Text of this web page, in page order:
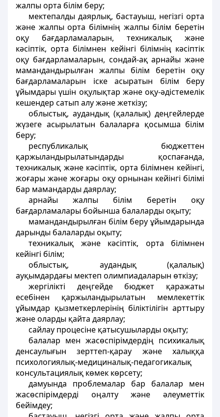
жалпы орта білім беру;
мектепалды даярлық, бастауыш, негізгі орта
және жалпы орта білімнің жалпы білім беретін
оқу бағдарламаларын, техникалық және
кәсіптік, орта білімнен кейінгі білімнің кәсіптік
оқу бағдарламаларын, сондай-ақ арнайы және
мамандандырылған жалпы білім беретін оқу
бағдарламаларын іске асыратын білім беру
ұйымдары үшін оқулықтар және оқу-әдістемелік
кешендер сатып алу және жеткізу;
облыстық, аудандық (қалалық) деңгейлерде
жүзеге асырылатын балаларға қосымша білім
беру;
республикалық бюджеттен
қаржыландырылатындарды қоспағанда,
техникалық және кәсіптік, орта білімнен кейінгі,
жоғары және жоғары оқу орнынан кейінгі білімі
бар мамандарды даярлау;
арнайы жалпы білім беретін оқу
бағдарламалары бойынша балаларды оқыту;
мамандандырылған білім беру ұйымдарында
дарынды балаларды оқыту;
техникалық және кәсіптік, орта білімнен
кейінгі білім;
облыстық, аудандық (қалалық)
ауқымдардағы мектеп олимпиадаларын өткізу;
жергілікті деңгейде бюджет қаражаты
есебінен қаржыландырылатын мемлекеттік
ұйымдар қызметкерлерінің біліктілігін арттыру
және оларды қайта даярлау;
сайлау процесіне қатысушыларды оқыту;
балалар мен жасөспірімдердің психикалық
денсаулығын зерттеп-қарау және халыққа
психологиялық-медициналық-педагогикалық
консультациялық көмек көрсету;
дамуында проблемалар бар балалар мен
жасөспірімдерді оңалту және әлеуметтік
бейімдеу;